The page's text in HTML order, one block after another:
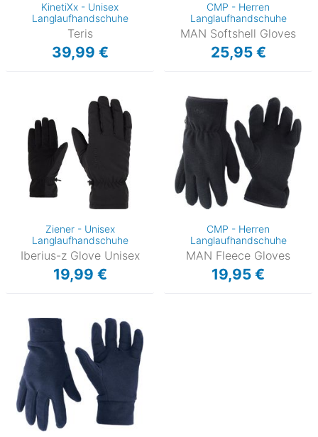
KinetiXx - Unisex
Langlaufhandschuhe
Teris
39,99 €
CMP - Herren
Langlaufhandschuhe
MAN Softshell Gloves
25,95 €
Ziener - Unisex
Langlaufhandschuhe
Iberius-z Glove Unisex
19,99 €
CMP - Herren
Langlaufhandschuhe
MAN Fleece Gloves
19,95 €